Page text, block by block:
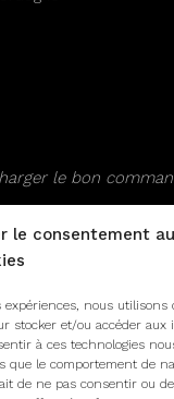
le consentement
nous utilisons
stocker et/ou accéder
à ces technologies
que le comportement de
de ne pas consentir ou
le bon
SUIVEZ NOUS